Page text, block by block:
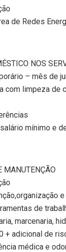
de Redes
NOS
– mês de
com limpeza de
mínimo e
MANUTENÇÃO
de
marcenaria,
+ adicional de
médica e